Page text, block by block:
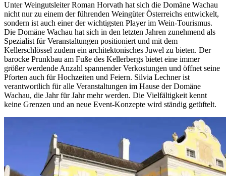
Unter Weingutsleiter Roman Horvath hat sich die Domäne Wachau
nicht nur zu einem der führenden Weingüter Österreichs entwickelt,
sondern ist auch einer der wichtigsten Player im Wein-Tourismus.
Die Domäne Wachau hat sich in den letzten Jahren zunehmend als
Spezialist für Veranstaltungen positioniert und mit dem
Kellerschlössel zudem ein architektonisches Juwel zu bieten. Der
barocke Prunkbau am Fuße des Kellerbergs bietet eine immer
größer werdende Anzahl spannender Verkostungen und öffnet seine
Pforten auch für Hochzeiten und Feiern. Silvia Lechner ist
verantwortlich für alle Veranstaltungen im Hause der Domäne
Wachau, die Jahr für Jahr mehr werden. Die Vielfältigkeit kennt
keine Grenzen und an neue Event-Konzepte wird ständig getüftelt.